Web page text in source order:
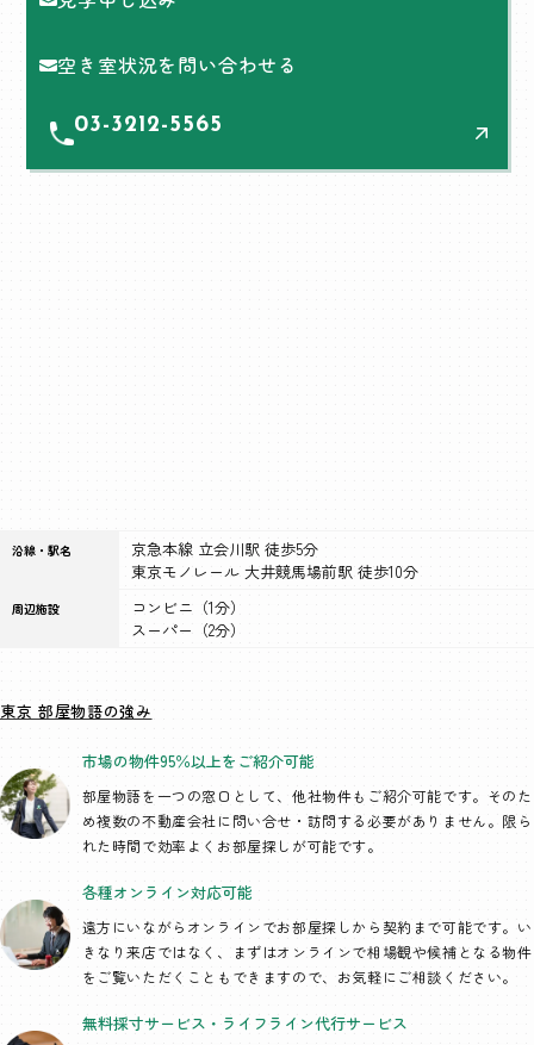
空き室状況を問い合わせる
03-3212-5565
沿線・駅名
京急本線 立会川駅 徒歩5分
東京モノレール 大井競馬場前駅 徒歩10分
周辺施設
コンビニ（1分）
スーパー（2分）
東京 部屋物語の強み
市場の物件95％以上を ご紹介可能
部屋物語を一つの窓口として、他社物件もご紹介可能です。そのた
め複数の不動産会社に問い合せ・訪問する必要がありません。限ら
れた時間で効率よくお部屋探しが可能です。
各種オンライン対応可能
遠方にいながらオンラインでお部屋探しから契約まで可能です。い
きなり来店ではなく、まずはオンラインで相場観や候補となる物件
をご覧いただくこともできますので、お気軽にご相談ください。
無料採寸サービス・ ライフライン代行サービス